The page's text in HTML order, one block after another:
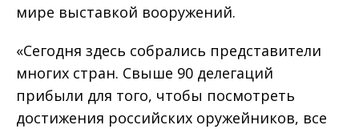
мире выставкой вооружений.
«Сегодня здесь собрались представители
многих стран. Свыше 90 делегаций
прибыли для того, чтобы посмотреть
достижения российских оружейников, все